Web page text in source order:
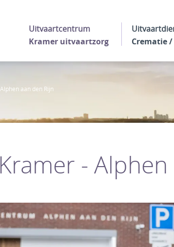
Uitvaartcentrum
Kramer uitvaartzorg
Crematie
Alphen aan den Rijn
Kramer -